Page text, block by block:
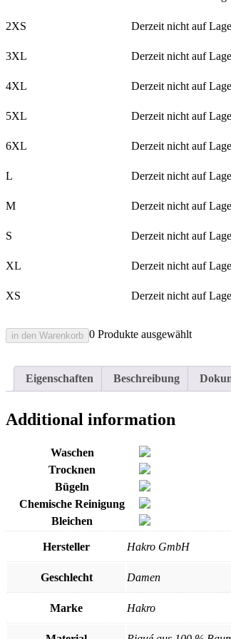
2XS Derzeit nicht auf
3XL Derzeit nicht auf
4XL Derzeit nicht auf
5XL Derzeit nicht auf
6XL Derzeit nicht auf
L Derzeit nicht auf
M Derzeit nicht auf
S Derzeit nicht auf
XL Derzeit nicht auf
XS Derzeit nicht auf
0 Produkte ausgewählt
in den Warenkorb
Eigenschaften Beschreibung
Additional information
Waschen
Trocknen
Bügeln
Chemische Reinigung
Bleichen
Hersteller Hakro GmbH
Geschlecht Damen
Marke Hakro